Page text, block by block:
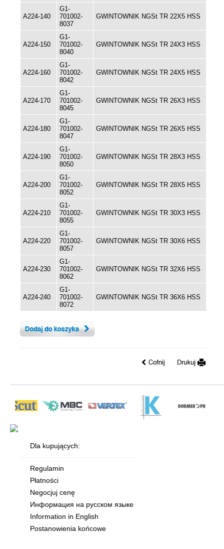
A224-140
G1-
701002-
8037
GWINTOWNIK NGSt TR 22X5 HSS
A224-150
G1-
701002-
8040
GWINTOWNIK NGSt TR 24X3 HSS
A224-160
G1-
701002-
8042
GWINTOWNIK NGSt TR 24X5 HSS
A224-170
G1-
701002-
8045
GWINTOWNIK NGSt TR 26X3 HSS
A224-180
G1-
701002-
8047
GWINTOWNIK NGSt TR 26X5 HSS
A224-190
G1-
701002-
8050
GWINTOWNIK NGSt TR 28X3 HSS
A224-200
G1-
701002-
8052
GWINTOWNIK NGSt TR 28X5 HSS
A224-210
G1-
701002-
8055
GWINTOWNIK NGSt TR 30X3 HSS
A224-220
G1-
701002-
8057
GWINTOWNIK NGSt TR 30X6 HSS
A224-230
G1-
701002-
8062
GWINTOWNIK NGSt TR 32X6 HSS
A224-240
G1-
701002-
8072
GWINTOWNIK NGSt TR 36X6 HSS
Dla kupujących:
Regulamin
Płatności
Negocjuj cenę
Информация на русском языке
Information in English
Postanowienia końcowe